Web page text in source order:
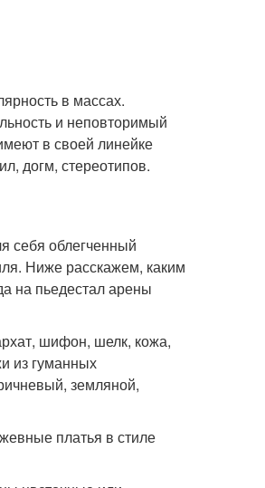
в массах.
и неповторимый
в своей линейке
догм, стереотипов.
себя облегченный
Ниже расскажем, каким
на пьедестал арены
шифон, шелк, кожа,
из гуманных
земляной,
платья в стиле